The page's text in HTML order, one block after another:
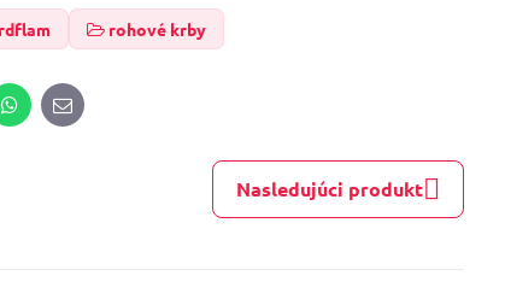
rohové krby
WhatsApp
E-
mail
Nasledujúci produkt